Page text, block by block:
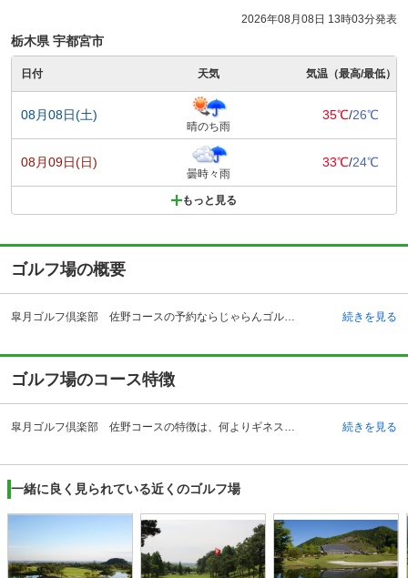
2026年08月08日 13時03分発表
栃木県 宇都宮市
日付 天気 気温（最高/最低）
08月08日(土)
晴のち雨
35℃/26℃
08月09日(日)
曇時々雨
33℃/24℃
もっと見る
ゴルフ場の概要
皐月ゴルフ倶楽部 佐野コースの予約ならじゃらんゴルフ。カートの有無や利用税、キャンセル料、ナイター設備、駐車場などのコース情報はもちろん、口コミ、フォトギャラリーなどコースの難易度や攻略に役立つ情報充実、予約する度にポイントが貯まるのでお得にゴルフをお楽しみ頂けます。 栃木県佐野市で営業している皐月ゴルフ倶楽部 佐野コースは、各ホールの雄大さで抜きんでたゴルフクラブです。元々、皐月ゴルフ倶楽部 佐野コースのある佐野市は、山々を中心とした大自然の美しい景色が有名な地域ですが、その美しく雄大な自然をそのままコースレイアウトに活かしたダイナミックなゴルフを楽しむ事が出来ます。クラブハウスもゆったりとした作りとなっており、到着した瞬間からゴルフを楽しむための時間が始まります。また、都心に住むゴルファーにとっては気掛かりなアクセスも便利で、自動車なら関東自動車道の浦和インターチェンジから岩舟ジャンクションを経由し、佐野田沼インターチェンジで降りてわずか6キロメートル、時間にして10分弱の距離となっています。都心からでも約60分でアクセスできることも魅力です。 続きを見る
ゴルフ場のコース特徴
皐月ゴルフ倶楽部 佐野コースの特徴は、何よりギネスブックにも認定されたOUTコースの7番ホールでしょう。全長964ヤードという、一般的なホールの2コース分は軽くある日本国内および世界でも最長クラスの超ロングホールは、訪れたゴルフプレーヤーそれぞれに、自分の飛距離への挑戦心をかき立ててくれます。他のホールもアップダウンが大きく、グリーンにも傾斜が付けられている等の変化に富んだコースは、佐野市の雄大な自然の風景と相まって、プレーヤーを飽きさせる事はありません。皐月ゴルフ倶楽部 佐野コースのホール数は全部で18あり、そのどれもが7番ホールに代表されるような戦略性と各ゴルファーの技術や経験を必要とするコース設計がなされています。 続きを見る
一緒に良く見られている近くのゴルフ場